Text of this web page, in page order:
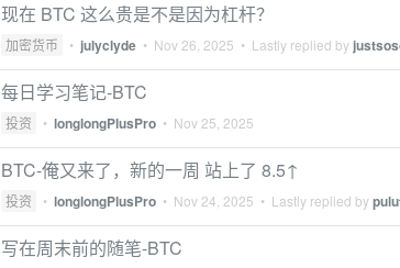
现在 BTC 这么贵是不是因为杠杆？
加密货币 • julyclyde • Nov 26, 2025 • Lastly replied by
每日学习笔记-BTC
投资 • longlongPlusPro • Nov 25, 2025
BTC-俺又来了，新的一周 站上了 8.5↑
投资 • longlongPlusPro • Nov 24, 2025 • Lastly replied by
写在周末前的随笔-BTC